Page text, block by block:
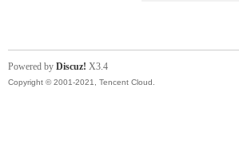
Powered by Discuz! X3.4
Copyright © 2001-2021, Tencent Cloud.